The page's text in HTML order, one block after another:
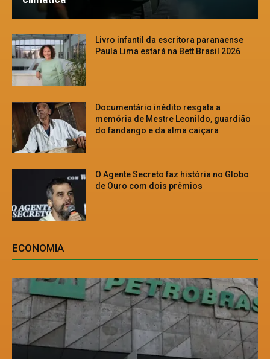
Livro infantil da escritora paranaense
Paula Lima estará na Bett Brasil 2026
Documentário inédito resgata a
memória de Mestre Leonildo, guardião
do fandango e da alma caiçara
O Agente Secreto faz história no Globo
de Ouro com dois prêmios
ECONOMIA